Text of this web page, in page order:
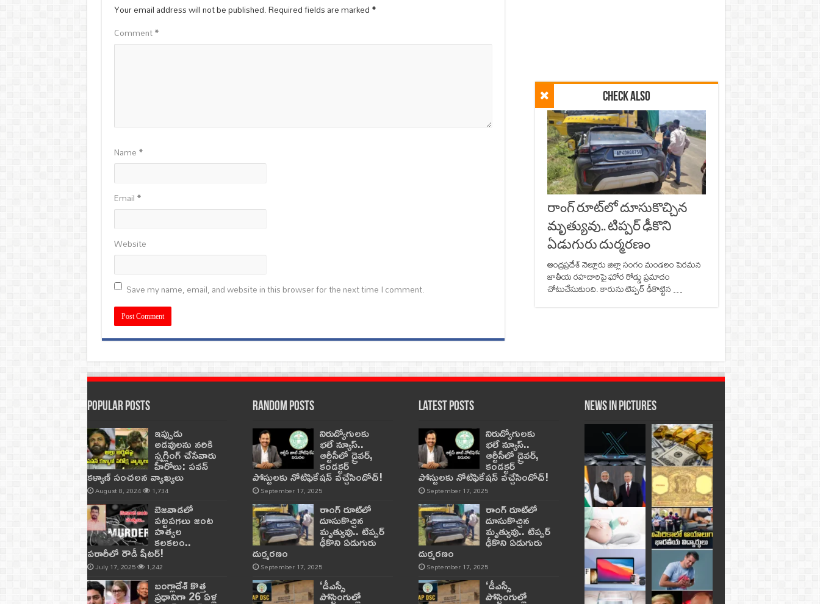
Check Also
రాంగ్ రూట్‌లో దూసుకొచ్చిన
మృత్యువు.. టిప్పర్ ఢీకొని
ఏడుగురు దుర్మరణం
ఆంధ్రప్రదేశ్ నెల్లూరు జిల్లా సంగం మండలం పెరమన
జాతీయ రహదారిపై ఘోర రోడ్డు ప్రమాదం
చోటుచేసుకుంది. కారును టిప్పర్‌ ఢీకొట్టిన …
Your email address will not be published.Required fields are marked*
Comment*
Name*
Email*
Website
Save my name, email, and website in this browser for the next time I comment.
Popular Posts
ఇప్పుడు
అడవులను నరికి
స్మగ్లింగ్ చేసేవారు
హీరోలు: పవన్
కళ్యాణ్ సంచలన వ్యాఖ్యలు
August 8, 2024 1,734
బెజవాడలో
పట్టపగలు జంట
హత్యల
కలకలం..
పరారీలో రౌడీ షీటర్‌!
July 17, 2025 1,242
బంగ్లాదేశ్ కొత్త
ప్రధానిగా 26 ఏళ్ల
Random Posts
నిరుద్యోగులకు
భలే న్యూస్..
ఆర్టీసీలో డ్రైవర్,
కండక్టర్‌
పోస్టులకు నోటిఫికేషన్‌ వచ్చేసిందోచ్‌!
September 17, 2025
రాంగ్ రూట్‌లో
దూసుకొచ్చిన
మృత్యువు.. టిప్పర్
ఢీకొని ఏడుగురు
దుర్మరణం
September 17, 2025
‘డీఎస్సీ
పోస్టింగుల్లో
Latest Posts
నిరుద్యోగులకు
భలే న్యూస్..
ఆర్టీసీలో డ్రైవర్,
కండక్టర్‌
పోస్టులకు నోటిఫికేషన్‌ వచ్చేసిందోచ్‌!
September 17, 2025
రాంగ్ రూట్‌లో
దూసుకొచ్చిన
మృత్యువు.. టిప్పర్
ఢీకొని ఏడుగురు
దుర్మరణం
September 17, 2025
‘డీఎస్సీ
పోస్టింగుల్లో
News in Pictures